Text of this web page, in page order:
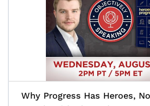
Why Progress Has Heroes,